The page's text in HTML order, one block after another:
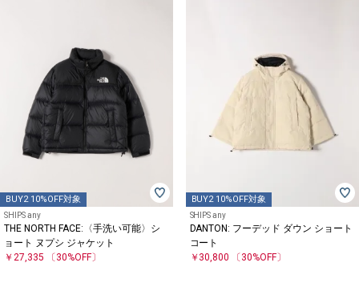
BUY2 10%OFF対象
SHIPS any
THE NORTH FACE:〈手洗い可能〉シ
ョート ヌプシ ジャケット
￥27,335 〔30%OFF〕
BUY2 10%OFF対象
SHIPS any
DANTON: フーデッド ダウン ショート
コート
￥30,800
〔30%OFF〕